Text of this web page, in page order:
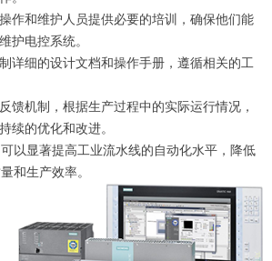
操作和维护人员提供必要的培训，确保他们能
护电控系统。
制详细的设计文档和操作手册，遵循相关的工
反馈机制，根据生产过程中的实际运行情况，
续的优化和改进。
以显著提高工业流水线的自动化水平，降低
和生产效率。